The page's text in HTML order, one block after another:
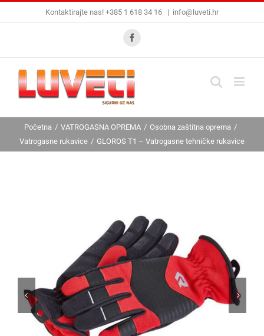
Kontaktirajte nas! +385 1 618 34 16 | info@luveti.hr
Facebook
Početna VATROGASNA OPREMA
Osobna zaštitna oprema
Vatrogasne rukavice
GLOROS T1 – Vatrogasne tehničke rukavice